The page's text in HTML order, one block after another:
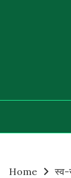
content
Home स्व-